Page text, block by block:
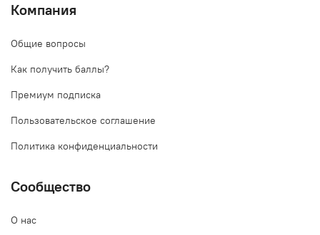
Компания
Общие вопросы
Как получить баллы?
Премиум подписка
Пользовательское соглашение
Политика конфиденциальности
Сообщество
О нас